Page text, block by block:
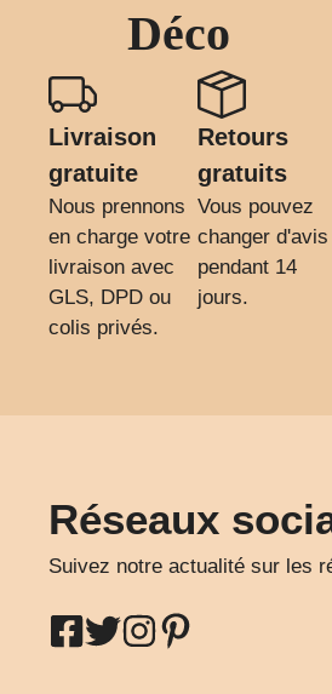
Déco
Livraison
gratuite
Nous prennons
en charge votre
livraison avec
GLS, DPD ou
colis privés.
Retours
gratuits
Vous pouvez
changer d'avis
pendant 14
jours.
Réseaux
Suivez notre actualité sur les